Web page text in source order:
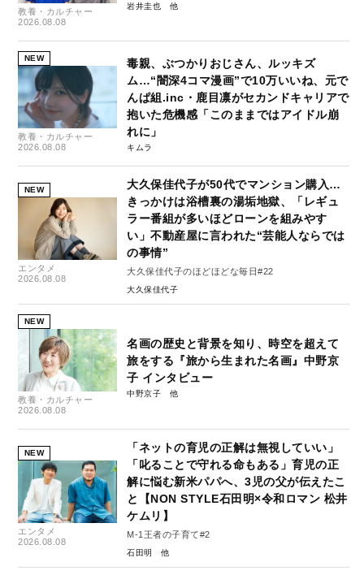
教養・カルチャー
2026.08.08
岩井圭也
NEW
教養・カルチャー
2026.08.08
毒親、ぶつかりおじさん、ルッキズ
ム…“闇深4コマ漫画”で10万いいね、元で
んぱ組.inc・鹿目凛がセカンドキャリアで
抱いた危機感「このままではアイドル崩
れに」
キムラ
NEW
エンタメ
2026.08.08
大久保佳代子が50代でマンション購入…
きっかけは浴槽裏の湯垢地獄、「レギュ
ラー番組が多いほどローンを組みやす
い」不動産屋に言われた“芸能人ならでは
の事情”
大久保佳代子のほどほどな毎日#22
大久保佳代子
NEW
教養・カルチャー
2026.08.08
名画の歴史と背景を知り、時空を超えて
旅をする『旅から生まれた名画』中野京
子 インタビュー
中野京子
NEW
エンタメ
2026.08.08
「ネットの育児の正解は無視していい」
「叱ることで守れる命もある」育児の正
解に悩む新米パパへ、3児の父が伝えたこ
と【NON STYLE石田明×令和ロマン 松井
ケムリ】
M-1王者の子育て#2
石田明